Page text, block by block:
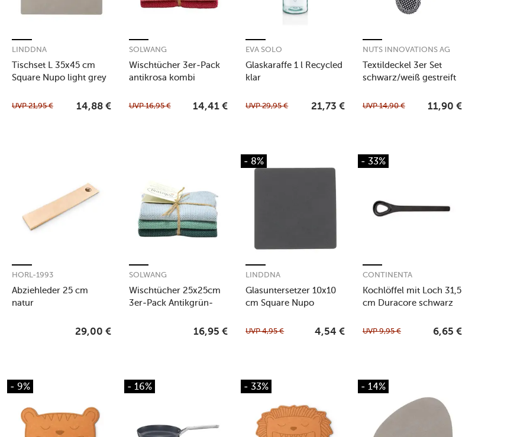
Tischset L 35x45 cm
Square Nupo light grey
LINDDNA
UVP21,95 € 14,88 €
Wischtücher 3er-Pack
antikrosa kombi
SOLWANG
UVP16,95 € 14,41 €
Glaskaraffe 1 l Recycled
klar
EVA SOLO
UVP29,95 € 21,73 €
Textildeckel 3er Set
schwarz/weiß gestreift
NUTS INNOVATIONS AG
UVP14,90 € 11,90 €
Abziehleder 25 cm
natur
HORL-1993
29,00 €
Wischtücher 25x25cm
3er-Pack Antikgrün-
SOLWANG
16,95 €
- 8%
Glasuntersetzer 10x10
cm Square Nupo
LINDDNA
UVP4,95 € 4,54 €
- 33%
Kochlöffel mit Loch 31,5
cm Duracore schwarz
CONTINENTA
UVP9,95 € 6,65 €
- 9% - 16% - 33% - 14%